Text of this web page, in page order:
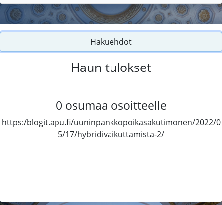
Hakuehdot
Haun tulokset
0 osumaa osoitteelle
https:/blogit.apu.fi/uuninpankkopoikasakutimonen/2022/0
5/17/hybridivaikuttamista-2/